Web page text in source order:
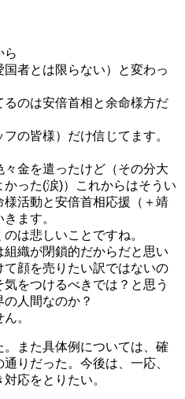
ら
者とは限らない）と変わっ
のは安倍首相と余命様方だ
の皆様）だけ信じてます。
金を遣ったけど（その分大
った(涙)）これからはそうい
活動と安倍首相応援（＋靖
ます。
は悲しいことですね。
織が閉鎖的だからだと思い
顔を売りたい訳ではないの
をつけるべきでは？と思う
人間なのか？
。
。また具体例については、確
りだった。今後は、一応、
応をとりたい。